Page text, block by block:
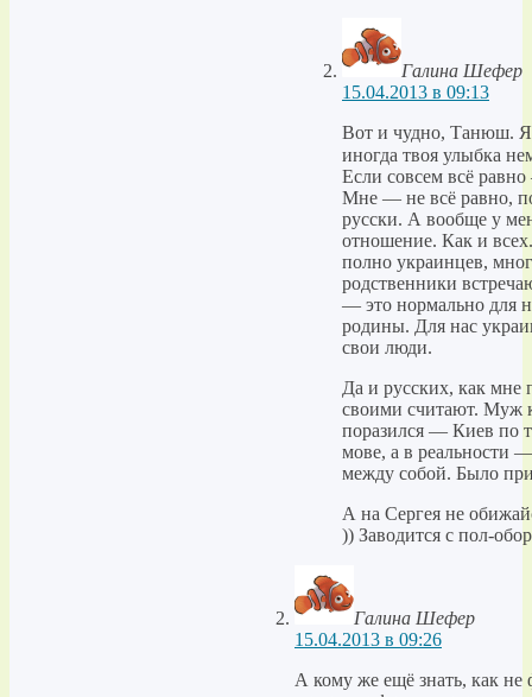
Галина Шефер
15.04.2013 в 09:13
Вот и чудно, Танюш. Я
иногда твоя улыбка
Если совсем всё
Мне — не всё равно,
русски. А вообще у
отношение. Как и
полно украинцев,
родственники
— это нормально для
родины. Для нас
свои люди.
Да и русских, как мне
своими считают. Муж
поразился — Киев по
мове, а в реальности
между собой. Было
А на Сергея не
)) Заводится с пол-
Галина Шефер
15.04.2013 в 09:26
А кому же ещё знать, как